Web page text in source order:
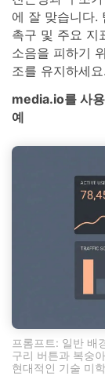
에 잘 맞습니다.
촉구 및 주요 지
소음을 피하기
조를 유지하세요.
media.io를 사
예
프롬프트: 일반 배
구리 버튼과 복숭
현대적인 기술 미